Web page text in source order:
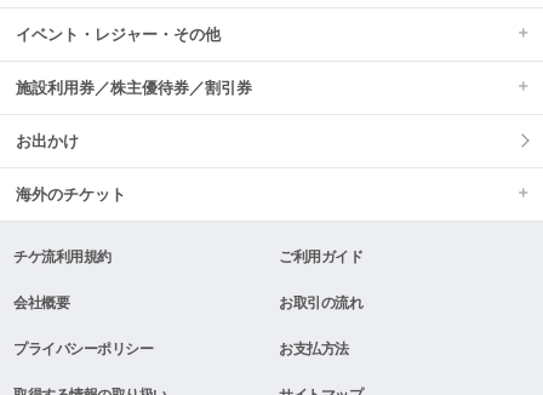
イベント・レジャー・その他
施設利用券／株主優待券／割引券
お出かけ
海外のチケット
チケ流利用規約 ご利用ガイド
会社概要 お取引の流れ
プライバシーポリシー お支払方法